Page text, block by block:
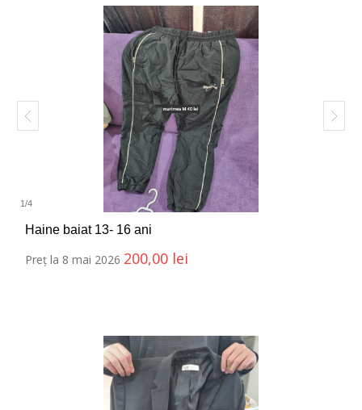
1 /4
Haine baiat 13- 16 ani
Preț la 8 mai 2026 200,00 lei